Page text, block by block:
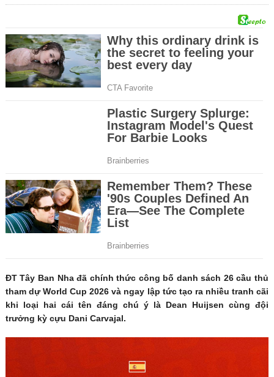
ĐT Tây Ban Nha đã chính thức công bố danh sách 26 cầu thủ
tham dự World Cup 2026 và ngay lập tức tạo ra nhiều tranh cãi
khi loại hai cái tên đáng chú ý là Dean Huijsen cùng đội
trưởng kỳ cựu Dani Carvajal.